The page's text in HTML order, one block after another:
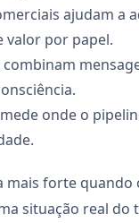
ajudam a
valor por papel.
combinam
onde o
mais forte quando
situação real do